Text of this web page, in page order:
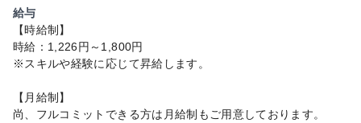
給与
【時給制】
時給：1,226円～1,800円
※スキルや経験に応じて昇給します。
【月給制】
尚、フルコミットできる方は月給制もご用意しております。